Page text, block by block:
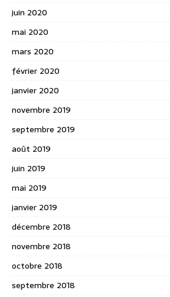
juin 2020
mai 2020
mars 2020
février 2020
janvier 2020
novembre 2019
septembre 2019
août 2019
juin 2019
mai 2019
janvier 2019
décembre 2018
novembre 2018
octobre 2018
septembre 2018